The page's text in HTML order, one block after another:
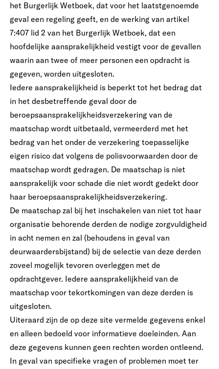
het Burgerlijk Wetboek, dat voor het laatstgenoemde
geval een regeling geeft, en de werking van artikel
7:407 lid 2 van het Burgerlijk Wetboek, dat een
hoofdelijke aansprakelijkheid vestigt voor de gevallen
waarin aan twee of meer personen een opdracht is
gegeven, worden uitgesloten.
Iedere aansprakelijkheid is beperkt tot het bedrag dat
in het desbetreffende geval door de
beroepsaansprakelijkheidsverzekering van de
maatschap wordt uitbetaald, vermeerderd met het
bedrag van het onder de verzekering toepasselijke
eigen risico dat volgens de polisvoorwaarden door de
maatschap wordt gedragen. De maatschap is niet
aansprakelijk voor schade die niet wordt gedekt door
haar beroepsaansprakelijkheidsverzekering.
De maatschap zal bij het inschakelen van niet tot haar
organisatie behorende derden de nodige zorgvuldigheid
in acht nemen en zal (behoudens in geval van
deurwaardersbijstand) bij de selectie van deze derden
zoveel mogelijk tevoren overleggen met de
opdrachtgever. Iedere aansprakelijkheid van de
maatschap voor tekortkomingen van deze derden is
uitgesloten.
Uiteraard zijn de op deze site vermelde gegevens enkel
en alleen bedoeld voor informatieve doeleinden. Aan
deze gegevens kunnen geen rechten worden ontleend.
In geval van specifieke vragen of problemen moet ter